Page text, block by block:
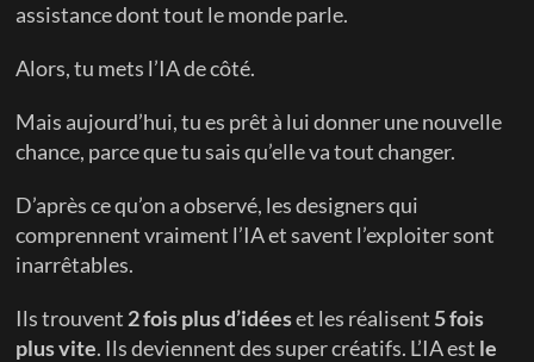
assistance dont tout le monde parle.
Alors, tu mets l’IA de côté.
Mais aujourd’hui, tu es prêt à lui donner une nouvelle
chance, parce que tu sais qu’elle va tout changer.
D’après ce qu’on a observé, les designers qui
comprennent vraiment l’IA et savent l’exploiter sont
inarrêtables.
Ils trouvent 2 fois plus d’idées et les réalisent 5 fois
plus vite. Ils deviennent des super créatifs. L’IA est le